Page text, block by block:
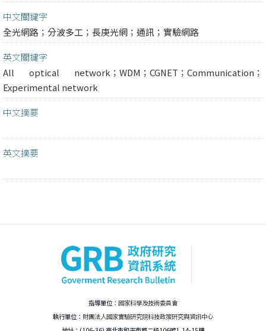
中文關鍵字
全光網路；分波多工；長庚光網；通訊；實驗網路
英文關鍵字
All optical network；WDM；CGNET；Communication；
Experimental network
中文摘要
英文摘要
指導單位： 國家科學及技術委員會
執行單位： 財團法人國家實驗研究院科技政策研究與資訊中心